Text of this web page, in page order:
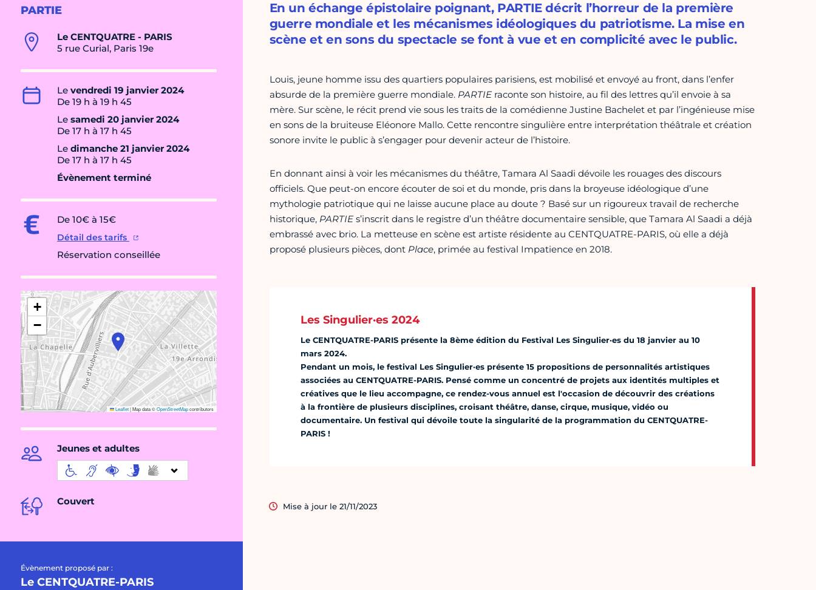
PARTIE
Le CENTQUATRE - PARIS
5 rue Curial, Paris 19e
Le vendredi 19 janvier 2024
De 19 h à 19 h 45
Le samedi 20 janvier 2024
De 17 h à 17 h 45
Le dimanche 21 janvier 2024
De 17 h à 17 h 45
Évènement terminé
De 10€ à 15€
Détail des tarifs
Réservation conseillée
+
−
Leaflet|Map data ©OpenStreetMapcontributors
Jeunes et adultes
Couvert
Évènement proposé par :
Le CENTQUATRE-PARIS
En un échange épistolaire poignant, PARTIE décrit l’horreur de la première
guerre mondiale et les mécanismes idéologiques du patriotisme. La mise en
scène et en sons du spectacle se font à vue et en complicité avec le public.
Louis, jeune homme issu des quartiers populaires parisiens, est mobilisé et envoyé au front, dans l’enfer
absurde de la première guerre mondiale. PARTIEraconte son histoire, au fil des lettres qu’il envoie à sa
mère. Sur scène, le récit prend vie sous les traits de la comédienne Justine Bachelet et par l’ingénieuse mise
en sons de la bruiteuse Eléonore Mallo. Cette rencontre singulière entre interprétation théâtrale et création
sonore invite le public à s’engager pour devenir acteur de l’histoire.
En donnant ainsi à voir les mécanismes du théâtre, Tamara Al Saadi dévoile les rouages des discours
officiels. Que peut-on encore écouter de soi et du monde, pris dans la broyeuse idéologique d’une
mythologie patriotique qui ne laisse aucune place au doute ? Basé sur un rigoureux travail de recherche
historique, PARTIEs’inscrit dans le registre d’un théâtre documentaire sensible, que Tamara Al Saadi a déjà
embrassé avec brio. La metteuse en scène est artiste résidente au CENTQUATRE-PARIS, où elle a déjà
proposé plusieurs pièces, dont Place, primée au festival Impatience en 2018.
Les Singulier·es 2024
Le CENTQUATRE-PARIS présente la 8ème édition du Festival Les Singulier·es du 18 janvier au 10
mars 2024.
Pendant un mois, le festival Les Singulier·es présente 15 propositions de personnalités artistiques
associées au CENTQUATRE-PARIS. Pensé comme un concentré de projets aux identités multiples et
créatives que le lieu accompagne, ce rendez-vous annuel est l'occasion de découvrir des créations
à la frontière de plusieurs disciplines, croisant théâtre, danse, cirque, musique, vidéo ou
documentaire. Un festival qui dévoile toute la singularité de la programmation du CENTQUATRE-
PARIS !
Mise à jour le 21/11/2023